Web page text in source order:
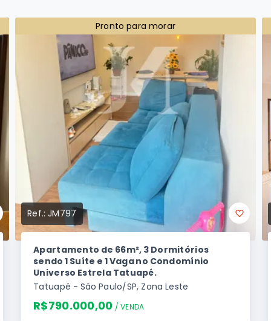
Pronto para morar
Ref.:JM797
Apartamento de 66m², 3 Dormitórios
sendo 1 Suíte e 1 Vaga no Condomínio
Universo Estrela Tatuapé.
Tatuapé - São Paulo/SP, Zona Leste
R$790.000,00 / VENDA